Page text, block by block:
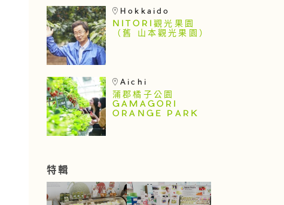
Hokkaido
NITORI觀光果園
（舊 山本觀光果園）
Aichi
蒲郡橘子公園
GAMAGORI
ORANGE PARK
特輯